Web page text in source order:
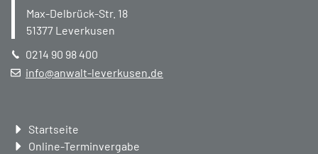
Max-Delbrück-Str. 18
51377 Leverkusen
0214 90 98 400
info@anwalt-leverkusen.de
Navigation
überspringen
Startseite
Online-Terminvergabe